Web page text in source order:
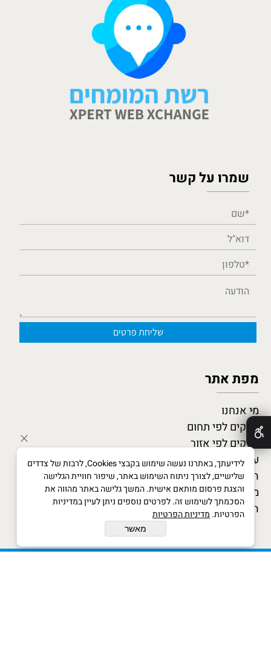
שמרו על קשר
מפת אתר
מי אנחנו
עסקים לפי תחום
עסקים לפי אזור
עסקים מומלצים
המגזין העסקי
מדריך לעסקים חדשים
הצטרף כמומחה
✕
לידיעתך, באתרנו נעשה שימוש בקבצי Cookies, לרבות של צדדים
שלישיים, לצורך ניתוח השימוש באתר, שיפור חוויית הגלישה
והצגת פרסום מותאם אישית. המשך גלישה באתר מהווה את
הסכמתך לשימוש זה. לפרטים נוספים ניתן לעיין במדיניות
הפרטיות. מדיניות הפרטיות
מאשר